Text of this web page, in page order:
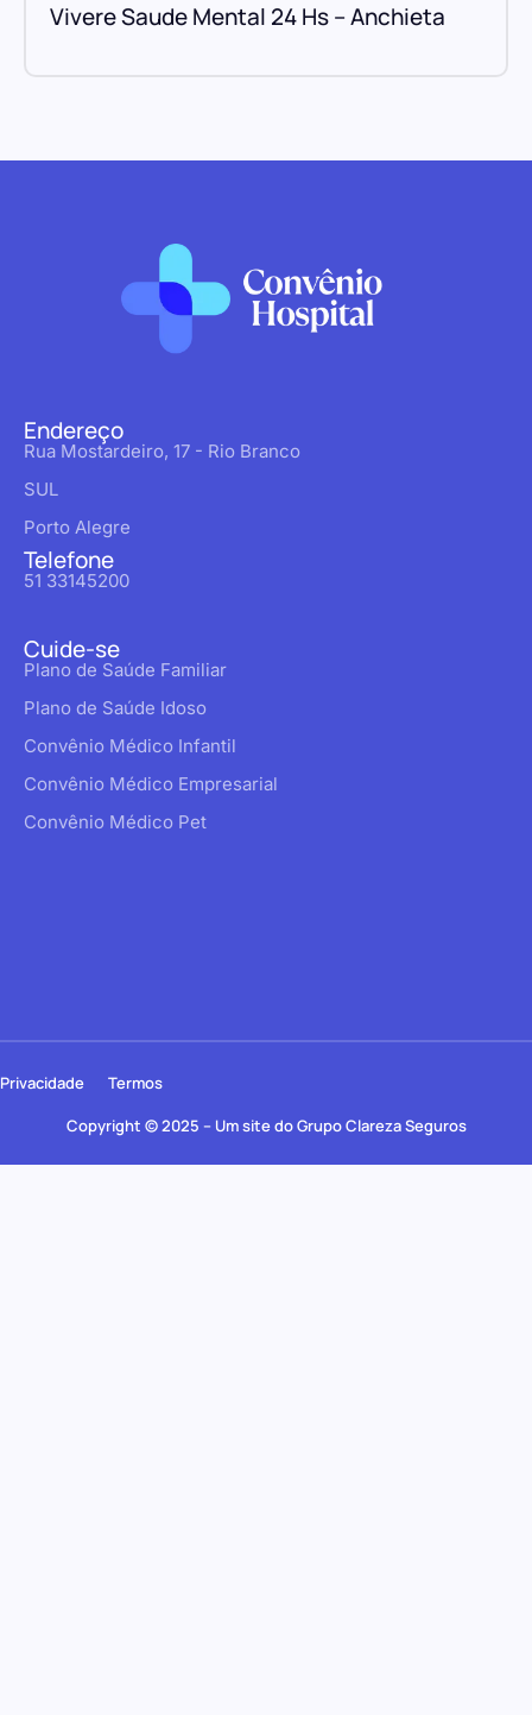
Vivere Saude Mental 24 Hs – Anchieta
Endereço
Rua Mostardeiro, 17 - Rio Branco
SUL
Porto Alegre
Telefone
51 33145200
Cuide-se
Plano de Saúde Familiar
Plano de Saúde Idoso
Convênio Médico Infantil
Convênio Médico Empresarial
Convênio Médico Pet
Copyright © 2025 – Um site do Grupo Clareza Seguros
Privacidade Termos